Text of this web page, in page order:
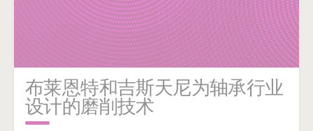
布莱恩特和吉斯天尼为轴承行业
设计的磨削技术